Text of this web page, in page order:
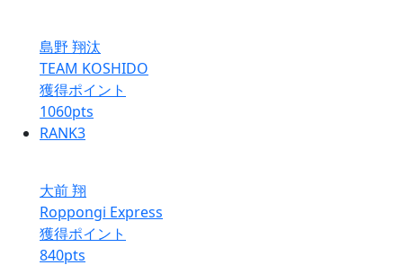
島野 翔汰
TEAM KOSHIDO
獲得ポイント
1060pts
RANK3
大前 翔
Roppongi Express
獲得ポイント
840pts